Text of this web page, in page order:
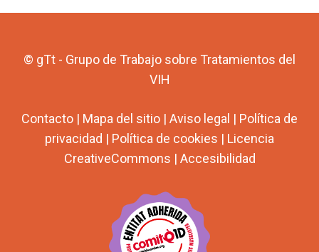
© gTt - Grupo de Trabajo sobre Tratamientos del
VIH
Contacto | Mapa del sitio | Aviso legal | Política de
privacidad | Política de cookies | Licencia
CreativeCommons | Accesibilidad